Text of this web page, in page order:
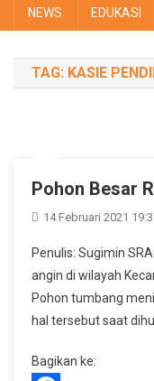
NEWS EDUKASI
TAG: KASIE
Pohon Besar
14 Februari 2021
Penulis: Sugimin
angin di wilayah
Pohon tumbang
hal tersebut saat
Bagikan ke: